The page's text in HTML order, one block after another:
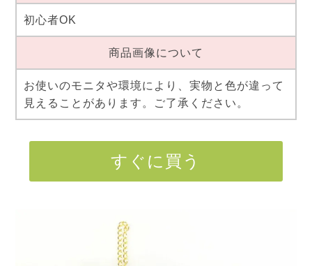
初心者OK
商品画像について
お使いのモニタや環境により、実物と色が違って
見えることがあります。ご了承ください。
すぐに買う